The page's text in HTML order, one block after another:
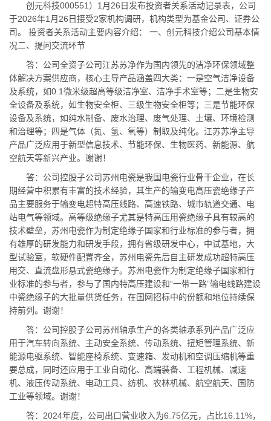
创元科技000551）1月26日发布投资者关系活动记录表，公司
于2026年1月26日接受2家机构调研，机构类型为基金公司、证券公
司。 投资者关系活动主要内容介绍： 一、创元科技介绍公司基本情
况二、提问交流环节
答：公司全资子公司江苏苏净作为国内领先的洁净环保领域整
体解决方案供应商，核心主导产品涵盖四大类：一是空气洁净设备
及系统，如0.1微米级超高等级洁净室、洁净手术室等；二是生物安
全设备及系统，如生物安全柜、三级生物安全柜等；三是节能环保
设备及系统，如纯水制备、废水治理、废气处理、土壤、环境检测
和治理等；四是气体（氮、氢、氧等）制取及纯化。江苏苏净主导
产品广泛应用于新型信息技术、节能环保、生物医药、新能源、航
空航天等新兴产业。谢谢！
答：公司控股子公司苏州电瓷是我国电瓷行业骨干企业，在长
期经营中积累有丰富的技术经验，其生产的输变电高压瓷绝缘子产
品主要服务于输变电超特高压线路、高速铁路、城市轨道交通、电
站电气等领域。高等级绝缘子尤其是特高压用瓷绝缘子具有较高的
技术壁垒，苏州电瓷作为制定绝缘子国家和行业标准的参与者，拥
有雄厚的研发能力和研发手段，拥有省级研发中心，中试基地，大
型试验室，软硬件配置齐全，苏州电瓷先后自主研发成功超特高压
用交、直流盘形悬式瓷绝缘子。苏州电瓷作为制定绝缘子国家和行
业标准的参与者，参与了国内特高压建设和“一带一路”输电线路建设
中瓷绝缘子的大批量供货任务，在国网招标中的份额和地位持续保
持前列。谢谢！
答：公司控股子公司苏州轴承生产的各类轴承系列产品广泛应
用于汽车转向系统、主动安全系统、传动系统、扭矩管理系统、新
能源电驱系统、智能座椅系统、变速箱、发动机和空调压缩机等重
要总成，同时还应用于工业自动化、高端装备、工程机械、减速
机、液压传动系统、电动工具、纺机、农林机械、航空航天、国防
工业等领域。谢谢！
答：2024年度，公司出口营业收入为6.75亿元，占比16.11%，